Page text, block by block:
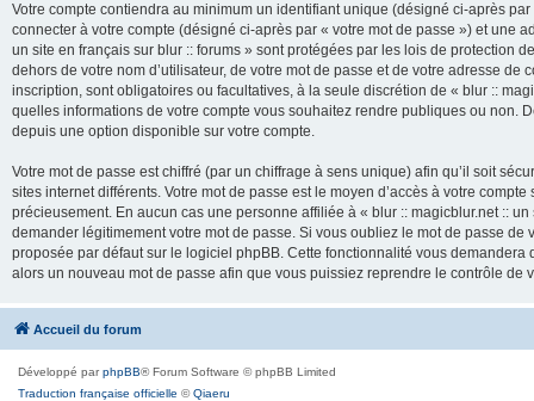
Votre compte contiendra au minimum un identifiant unique (désigné ci-après
connecter à votre compte (désigné ci-après par « votre mot de passe ») et une
un site en français sur blur :: forums » sont protégées par les lois de protection
dehors de votre nom d’utilisateur, de votre mot de passe et de votre adresse
inscription, sont obligatoires ou facultatives, à la seule discrétion de « blur ::
quelles informations de votre compte vous souhaitez rendre publiques ou non.
depuis une option disponible sur votre compte.
Votre mot de passe est chiffré (par un chiffrage à sens unique) afin qu’il soit
sites internet différents. Votre mot de passe est le moyen d’accès à votre
précieusement. En aucun cas une personne affiliée à « blur :: magicblur.net ::
demander légitimement votre mot de passe. Si vous oubliez le mot de passe
proposée par défaut sur le logiciel phpBB. Cette fonctionnalité vous
alors un nouveau mot de passe afin que vous puissiez reprendre le contrôle de
Accueil du forum
Développé parphpBB® Forum Software © phpBB Limited
Traduction française officielle ©Qiaeru